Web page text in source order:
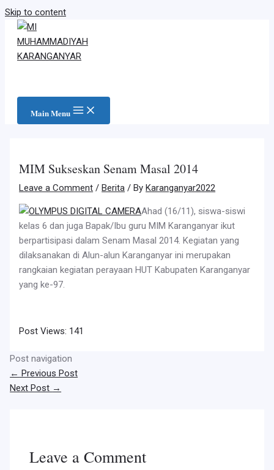
Skip to content
Main Menu
MIM Sukseskan Senam Masal 2014
Leave a Comment /Berita / ByKaranganyar2022
Ahad (16/11), siswa-siswi
kelas 6 dan juga Bapak/Ibu guru MIM Karanganyar ikut
berpartisipasi dalam Senam Masal 2014. Kegiatan yang
dilaksanakan di Alun-alun Karanganyar ini merupakan
rangkaian kegiatan perayaan HUT Kabupaten Karanganyar
yang ke-97.
Post Views: 141
Post navigation
← Previous Post
Next Post →
Leave a Comment